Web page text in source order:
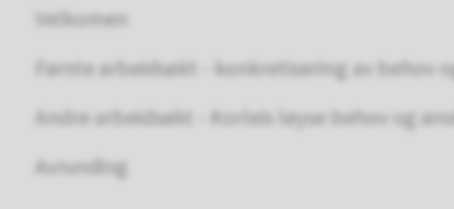
Velkomen
Første arbeidsøkt - konkretisering av behov
Andre arbeidsøkt - Korleis løyse behov og
Avrunding